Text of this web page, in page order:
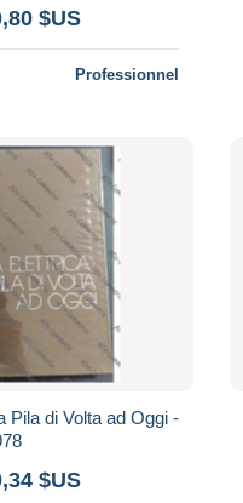
$US
Professionnel
Pila di Volta ad Oggi -
$US